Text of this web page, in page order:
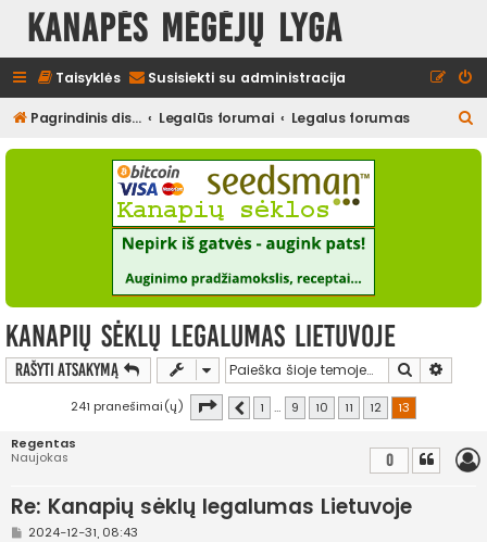
Kanapės mėgėjų lyga
Taisyklės Susisiekti su administracija
Pagrindinis diskusijų puslapis Legalūs forumai Legalus forumas
e
Kanapių sėklų legalumas Lietuvoje
Rašyti atsakymą Ieškoti
241 pranešimai(ų) Puslapis iš
Ankstesnis
1 … 9 10 11 12 13
Regentas
Naujokas
Re: Kanapių sėklų legalumas Lietuvoje
0
S2024-12-31, 08:43